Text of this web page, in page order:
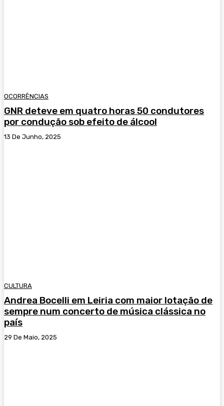
OCORRÊNCIAS
GNR deteve em quatro horas 50 condutores
por condução sob efeito de álcool
13 De Junho, 2025
CULTURA
Andrea Bocelli em Leiria com maior lotação de
sempre num concerto de música clássica no
país
29 De Maio, 2025